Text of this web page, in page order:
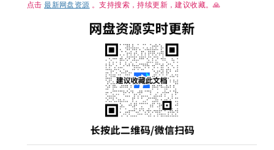
点击最新网盘资源 。支持搜索，持续更新，建议收藏。🙏